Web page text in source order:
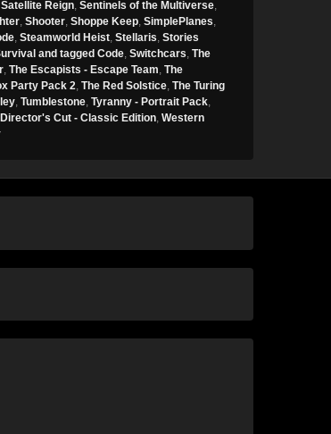
Satellite Reign, Sentinels of the Multiverse,
, Shooter, Shoppe Keep, SimplePlanes,
, Steamworld Heist, Stellaris, Stories
and tagged Code, Switchcars, The
, The Escapists - Escape Team, The
Party Pack 2, The Red Solstice, The Turing
, Tumblestone, Tyranny - Portrait Pack,
Cut - Classic Edition, Western